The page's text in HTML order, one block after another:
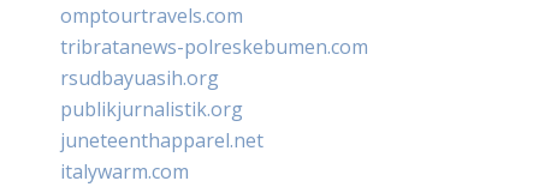
omptourtravels.com
tribratanews-polreskebumen.com
rsudbayuasih.org
publikjurnalistik.org
juneteenthapparel.net
italywarm.com